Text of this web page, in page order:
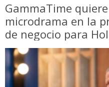
GammaTime
microdrama en la
de negocio para